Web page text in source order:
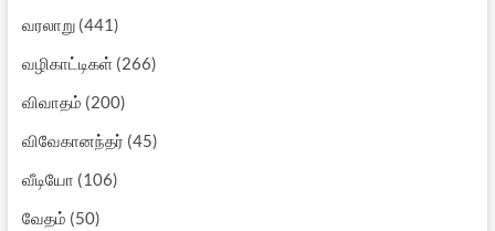
வரலாறு(441)
வழிகாட்டிகள்(266)
விவாதம் (200)
விவேகானந்தர் (45)
வீடியோ (106)
வேதம் (50)